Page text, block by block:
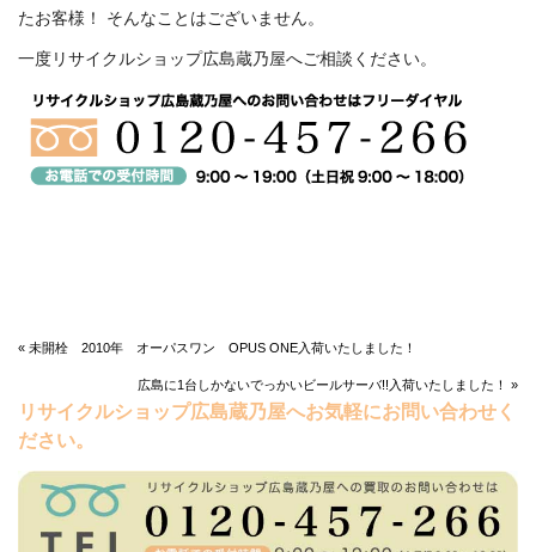
たお客様！ そんなことはございません。
一度リサイクルショップ広島蔵乃屋へご相談ください。
« 未開栓 2010年 オーパスワン OPUS ONE入荷いたしました！
広島に1台しかないでっかいビールサーバ!!入荷いたしました！ »
リサイクルショップ広島蔵乃屋へお気軽にお問い合わせく
ださい。